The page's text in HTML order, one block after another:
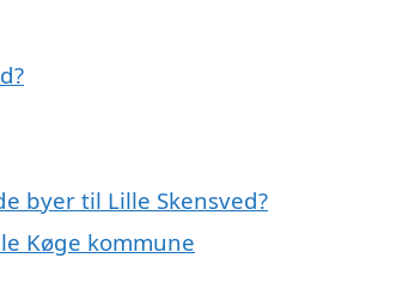
byer til Lille Skensved?
Køge kommune